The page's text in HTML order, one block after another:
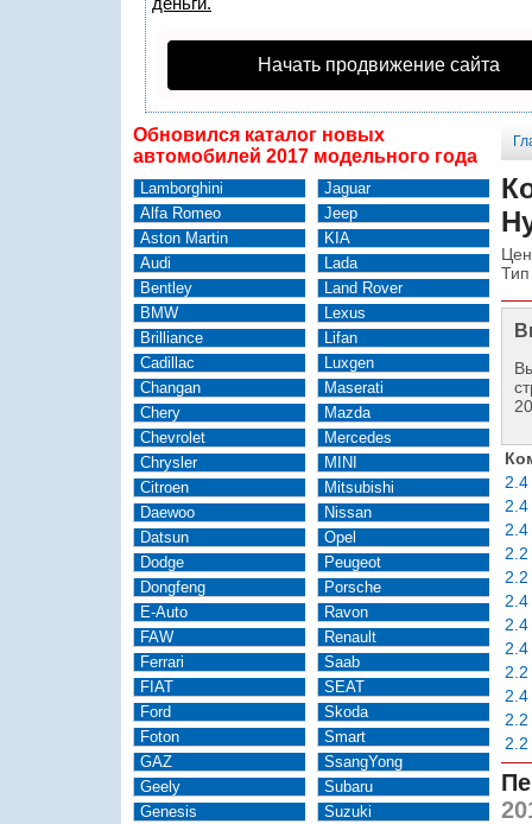
Начать продвижение сайта
Обновился каталог новых
автомобилей 2017 модельного года
Lamborghini
Alfa Romeo
Aston Martin
Audi
Bentley
BMW
Brilliance
Cadillac
Changan
Chery
Chevrolet
Chrysler
Citroen
Daewoo
Datsun
Dodge
Dongfeng
E-Auto
FAW
Ferrari
FIAT
Ford
Foton
GAZ
Geely
Genesis
Jaguar
Jeep
KIA
Lada
Land Rover
Lexus
Lifan
Luxgen
Maserati
Mazda
Mercedes
MINI
Mitsubishi
Nissan
Opel
Peugeot
Porsche
Ravon
Renault
Saab
SEAT
Skoda
Smart
SsangYong
Subaru
Suzuki
2.2
2.4
2.4
2.2
2.4
2.2
2.2